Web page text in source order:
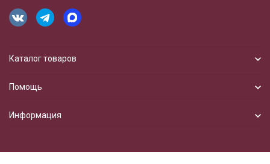
Каталог товаров
Помощь
Информация